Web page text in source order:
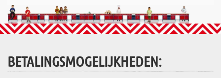
BETALINGSMOGELIJKHEDEN: